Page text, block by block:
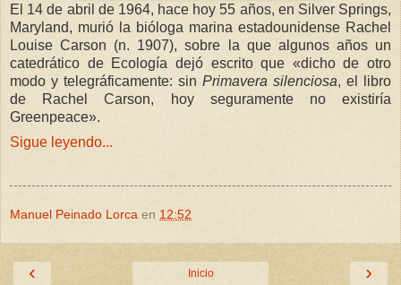
El 14 de abril de 1964, hace hoy 55 años, en Silver Springs,
Maryland, murió la bióloga marina estadounidense Rachel
Louise Carson (n. 1907), sobre la que algunos años un
catedrático de Ecología dejó escrito que «dicho de otro
modo y telegráficamente: sin Primavera silenciosa, el libro
de Rachel Carson, hoy seguramente no existiría
Greenpeace».
Sigue leyendo...
Manuel Peinado Lorca en 12:52
‹ ›
Inicio